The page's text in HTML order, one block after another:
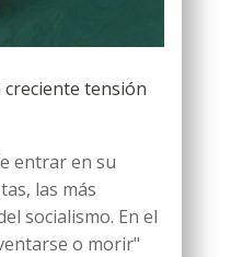
creciente tensión
entrar en su
las más
socialismo. En el
o morir"